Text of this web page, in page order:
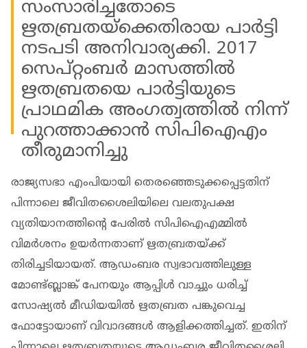
സംസാരിച്ചതോടെ
ഋതബ്രതയ്ക്കെതിരായ പാർട്ടി
നടപടി അനിവാര്യക്കി. 2017
സെപ്റ്റംബർ മാസത്തിൽ
ഋതബ്രതയെ പാർട്ടിയുടെ
പ്രാഥമിക അം​ഗത്വത്തിൽ നിന്ന്
പുറത്താക്കാൻ സിപിഐഎം
തീരുമാനിച്ചു
രാജ്യസഭാ എംപിയായി തെരഞ്ഞെടുക്കപ്പെട്ടതിന്
പിന്നാലെ ജീവിതശൈലിയിലെ വലതുപക്ഷ
വ്യതിയാനത്തിൻ്റെ പേരിൽ സിപിഐഎമ്മിൽ
വിമർശനം ഉയർന്നതാണ് ഋതബ്രതയ്ക്ക്
തിരിച്ചടിയായത്. ആഡംബര സ്വഭാവത്തിലുള്ള
മോണ്ട്ബ്ലാങ്ക് പേനയും ആപ്പിൾ വാച്ചും ധരിച്ച്
സോഷ്യൽ മീഡിയയിൽ ഋതബ്രത പങ്കുവെച്ച
ഫോട്ടോയാണ് വിവാദങ്ങൾ ആളിക്കത്തിച്ചത്. ഇതിന്